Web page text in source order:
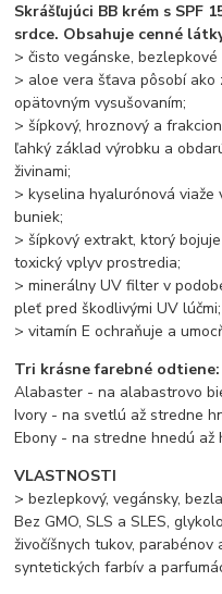
Skrášľujúci BB krém s SPF
srdce. Obsahuje cenné
> čisto vegánske,
> aloe vera šťava pôsobí
opätovným vysušovaním;
> šípkový, hroznový a
ľahký základ výrobku a
živinami;
> kyselina hyalurónová
buniek;
> šípkový extrakt, ktorý
toxický vplyv prostredia;
> minerálny UV filter v
pleť pred škodlivými UV lúčmi;
> vitamín E ochraňuje a
Tri krásne farebné odtiene:
Alabaster - na alabastrovo
Ivory - na svetlú až stredne
Ebony - na stredne hnedú až
VLASTNOSTI
> bezlepkový, vegánsky,
Bez GMO, SLS a SLES,
živočíšnych tukov,
syntetických farbív a